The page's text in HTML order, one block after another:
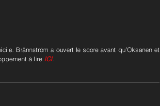
Brännström a ouvert le score avant qu’Oksanen et
à lire ICI.